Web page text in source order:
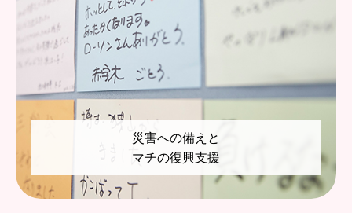
災害への備えと
マチの復興⽀援